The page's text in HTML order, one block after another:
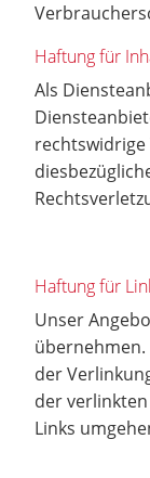
Haftung für
Als
Haftung für
Unser
der
der
Links